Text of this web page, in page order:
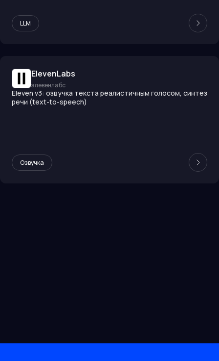
LLM
ElevenLabs
элевенлабс
Eleven v3: озвучка текста реалистичным голосом, синтез
речи (text-to-speech)
Озвучка